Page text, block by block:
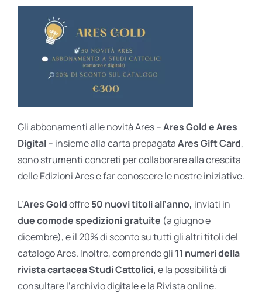
Gli abbonamenti alle novità Ares –Ares Gold e Ares
Digital– insieme alla carta prepagataAres Gift Card,
sono strumenti concreti per collaborare alla crescita
delle Edizioni Ares e far conoscere le nostre iniziative.
L’Ares Goldoffre50 nuovi titoli all’anno, inviati in
due comode spedizioni gratuite (a giugno e
dicembre), e il 20% di sconto su tutti gli altri titoli del
catalogo Ares. Inoltre, comprende gli 11 numeri della
rivista cartacea Studi Cattolici, e la possibilità di
consultare l’archivio digitale e la Rivista online.